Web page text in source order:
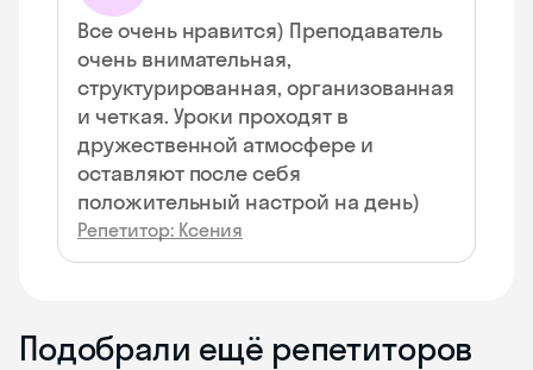
Все очень нравится) Преподаватель
очень внимательная,
структурированная, организованная
и четкая. Уроки проходят в
дружественной атмосфере и
оставляют после себя
положительный настрой на день)
Репетитор: Ксения
Подобрали ещё репетиторов